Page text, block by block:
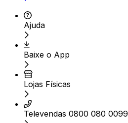
Ajuda
Baixe o App
Lojas Físicas
Televendas 0800 080 0099